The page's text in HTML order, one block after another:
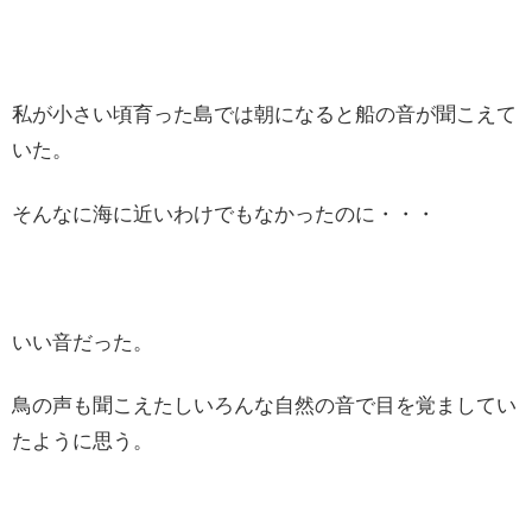
私が小さい頃育った島では朝になると船の音が聞こえて
いた。
そんなに海に近いわけでもなかったのに・・・
いい音だった。
鳥の声も聞こえたしいろんな自然の音で目を覚ましてい
たように思う。